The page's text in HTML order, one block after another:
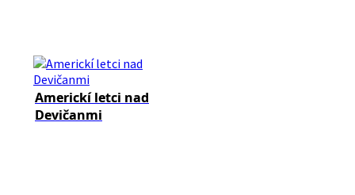
Americkí letci nad
Devičanmi